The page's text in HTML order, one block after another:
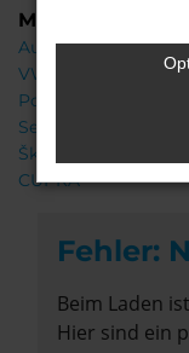
Marken
Audi
VW
Porsche
Seat
Škoda
CUPRA
Fehler:
Beim Laden
Hier sind ein